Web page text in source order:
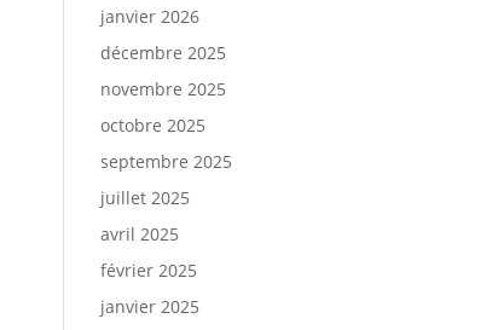
janvier 2026
décembre 2025
novembre 2025
octobre 2025
septembre 2025
juillet 2025
avril 2025
février 2025
janvier 2025